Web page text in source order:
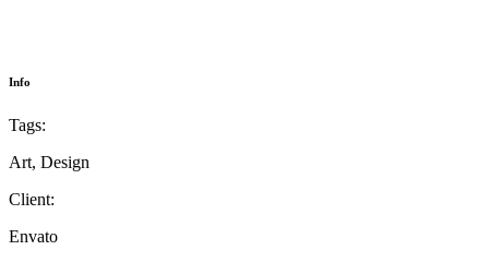
Info
Tags:
Art, Design
Client:
Envato